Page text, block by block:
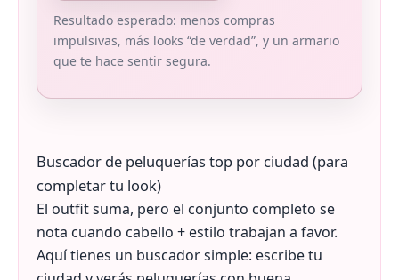
Resultado esperado: menos compras
impulsivas, más looks “de verdad”, y un armario
que te hace sentir segura.
Buscador de peluquerías top por ciudad (para
completar tu look)
El outfit suma, pero el conjunto completo se
nota cuando cabello + estilo trabajan a favor.
Aquí tienes un buscador simple: escribe tu